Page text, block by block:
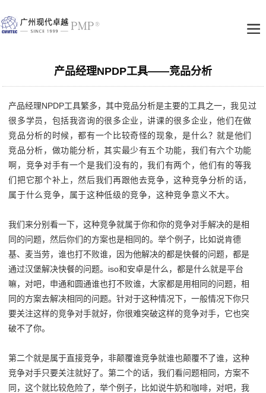
产品经理NPDP工具——竞品分析
产品经理NPDP工具繁多，其中竞品分析是主要的工具之一，我见过
很多学员，包括我咨询的很多企业，讲课的很多企业，他们在做
竞品分析的时候，都有一个比较奇怪的现象，是什么？就是他们
竞品分析，做功能分析，其实最少有五个功能，我们有六个功能
啊，竞争对手有一个是我们没有的，我们有两个，他们有的等我
们把它那个补上，然后我们再跟他去竞争，这种竞争分析的话，
属于什么竞争，属于这种低级的竞争，这种竞争意义不大。
我们来分别看一下，这种竞争就属于你和你的竞争对手解决的是相
同的问题，然后你们的方案也是相同的。举个例子，比如说肯德
基、麦当劳，谁也打不败谁，因为他解决的都是快餐的问题，都是
通过汉堡解决快餐的问题。iso和安卓是什么，都是什么就是平台
嘛，对吧，申通和圆通谁也打不败谁，大家都是用相同的问题，相
同的方案去解决相同的问题。针对于这种情况下，一般情况下你只
要关注这样的竞争对手就好，你很难突破这样的竞争对手，它也突
破不了你。
第二个就是属于直接竞争，非颠覆谁竞争就谁也颠覆不了谁，这种
竞争对手只要关注就好了。第二个的话，我们看问题相同，方案不
同，这个就比较危险了，举个例子，比如说牛奶和咖啡，对吧，我